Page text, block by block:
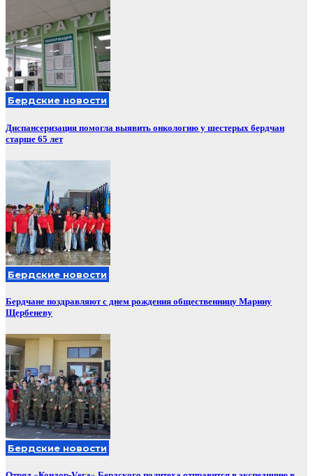
Бердские новости
Диспансеризация помогла выявить онкологию у шестерых бердчан
старше 65 лет
Бердские новости
Бердчане поздравляют с днем рождения общественницу Марину
Щербеневу
Бердские новости